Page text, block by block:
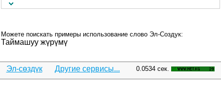
Можете поискать примеры использование слово Эл-Создук:
Таймашуу жүрүмү
Эл-сөздүк Другие сервисы... 0.0534 сек.